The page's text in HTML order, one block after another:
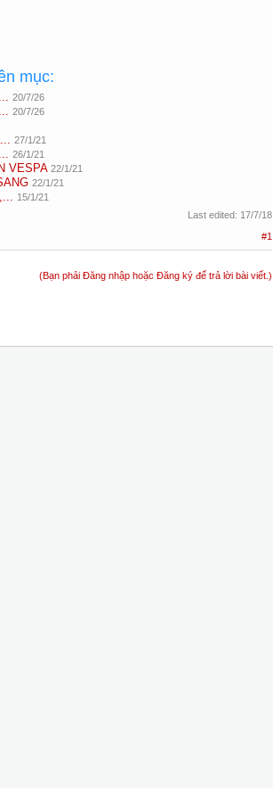
mục:
20/7/26
20/7/26
27/1/21
26/1/21
VESPA 22/1/21
22/1/21
15/1/21
Last edited: 17/7/18
#1
(Bạn phải Đăng nhập hoặc Đăng ký để trả lời bài viết.)